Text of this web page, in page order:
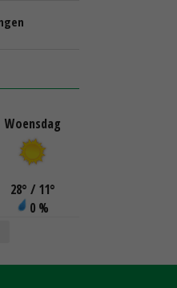
Woensdag
28° / 11°
0 %